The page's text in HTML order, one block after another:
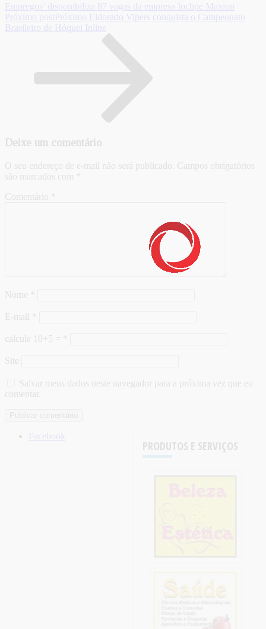
Empregos’ disponibiliza 87 vagas da empresa Iochpe Maxion
Próximo post Próximo Eldorado Vipers conquista o Campeonato
Brasileiro de Hóquei Inline
Deixe um comentário
O seu endereço de e-mail não será publicado. Campos obrigatórios
são marcados com
Comentário
Nome
E-mail
calcule 10+5 =
Site
Salvar meus dados neste navegador para a próxima vez que eu
comentar.
PRODUTOS E SERVIÇOS
Facebook